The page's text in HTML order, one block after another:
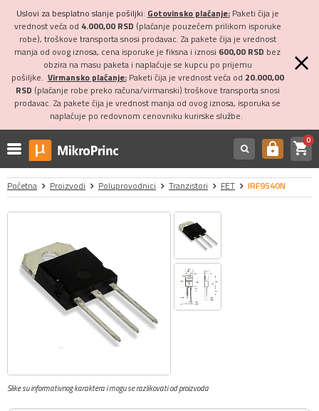
Uslovi za besplatno slanje pošiljki: Gotovinsko plaćanje:Paketi čija je
vrednost veća od 4.000,00 RSD (plaćanje pouzećem prilikom isporuke
robe), troškove transporta snosi prodavac. Za pakete čija je vrednost
manja od ovog iznosa, cena isporuke je fiksna i iznosi 600,00 RSD bez
obzira na masu paketa i naplaćuje se kupcu po prijemu
pošiljke. Virmansko plaćanje:Paketi čija je vrednost veća od 20.000,00
RSD (plaćanje robe preko računa/virmanski) troškove transporta snosi
prodavac. Za pakete čija je vrednost manja od ovog iznosa, isporuka se
naplaćuje po redovnom cenovniku kurirske službe.
https shopping_cart0
Početna Proizvodi Poluprovodnici Tranzistori FET IRF9540N
Slike su informativnog karaktera i mogu se razlikovati od proizvoda